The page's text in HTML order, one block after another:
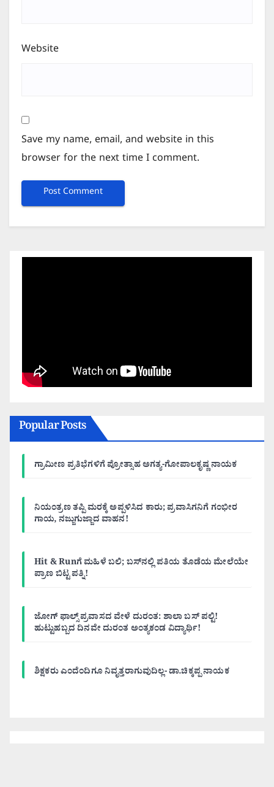
Website
Save my name, email, and website in this
browser for the next time I comment.
Popular Posts
ಗ್ರಾಮೀಣ ಪ್ರತಿಭೆಗಳಿಗೆ ಪ್ರೋತ್ಸಾಹ ಅಗತ್ಯ-ಗೋಪಾಲಕೃಷ್ಣ ನಾಯಕ
ನಿಯಂತ್ರಣ ತಪ್ಪಿ ಮರಕ್ಕೆ ಅಪ್ಪಳಿಸಿದ ಕಾರು; ಪ್ರವಾಸಿಗನಿಗೆ ಗಂಭೀರ
ಗಾಯ, ನಜ್ಜುಗುಜ್ಜಾದ ವಾಹನ!
Hit & Runಗೆ ಮಹಿಳೆ ಬಲಿ; ಬಸ್‌ನಲ್ಲಿ ಪತಿಯ ತೊಡೆಯ ಮೇಲೆಯೇ
ಪ್ರಾಣ ಬಿಟ್ಟ ಪತ್ನಿ!
ಜೋಗ್ ಫಾಲ್ಸ್ ಪ್ರವಾಸದ ವೇಳೆ ದುರಂತ: ಶಾಲಾ ಬಸ್ ಪಲ್ಟಿ!
ಹುಟ್ಟುಹಬ್ಬದ ದಿನವೇ ದುರಂತ ಅಂತ್ಯಕಂಡ ವಿದ್ಯಾರ್ಥಿ!
ಶಿಕ್ಷಕರು ಎಂದೆಂದಿಗೂ ನಿವೃತ್ತರಾಗುವುದಿಲ್ಲ- ಡಾ.ಚಿಕ್ಕಪ್ಪ ನಾಯಕ